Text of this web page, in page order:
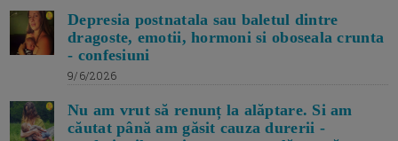
Depresia postnatala sau baletul dintre
dragoste, emotii, hormoni si oboseala crunta
- confesiuni
9/6/2026
Nu am vrut să renunț la alăptare. Si am
căutat până am găsit cauza durerii -